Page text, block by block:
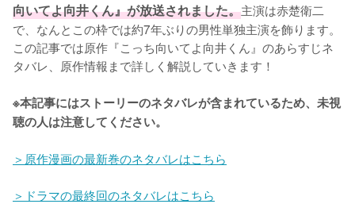
向いてよ向井くん』が放送されました。主演は赤楚衛二
で、なんとこの枠では約7年ぶりの男性単独主演を飾ります。
この記事では原作『こっち向いてよ向井くん』のあらすじネ
タバレ、原作情報まで詳しく解説していきます！
※本記事にはストーリーのネタバレが含まれているため、未視
聴の人は注意してください。
＞原作漫画の最新巻のネタバレはこちら
＞ドラマの最終回のネタバレはこちら